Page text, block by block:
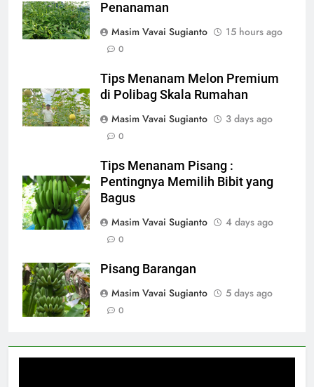
Penanaman
Masim Vavai Sugianto
15 hours ago
0
Tips Menanam Melon Premium
di Polibag Skala Rumahan
Masim Vavai Sugianto
3 days ago
0
Tips Menanam Pisang :
Pentingnya Memilih Bibit yang
Bagus
Masim Vavai Sugianto
4 days ago
0
Pisang Barangan
Masim Vavai Sugianto
5 days ago
0